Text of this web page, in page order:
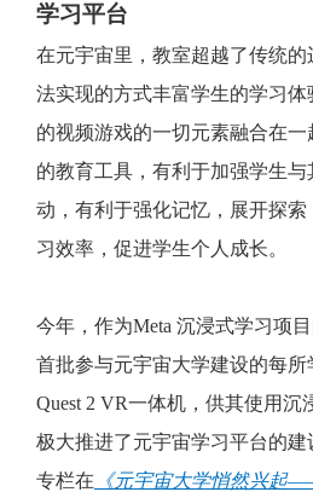
学习平台
在元宇宙里，教室超越了传统
法实现的方式丰富学生的学习
的视频游戏的一切元素融合在
的教育工具，有利于加强学生
动，有利于强化记忆，展开探
习效率，促进学生个人成长。
今年，作为Meta 沉浸式学习项
首批参与元宇宙大学建设的每所
Quest 2 VR一体机，供其使用沉
极大推进了元宇宙学习平台的
专栏在 《元宇宙大学悄然兴起